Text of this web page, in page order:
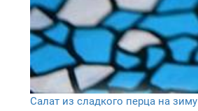
Салат из сладкого перца на зиму